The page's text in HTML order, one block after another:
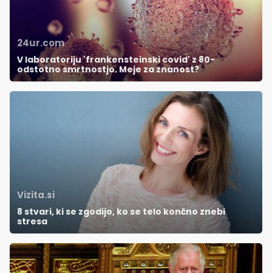
24ur.com
V laboratoriju 'frankensteinski covid' z 80-
odstotno smrtnostjo. Meje za znanost?
Vizita.si
8 stvari, ki se zgodijo, ko se telo končno znebi
stresa